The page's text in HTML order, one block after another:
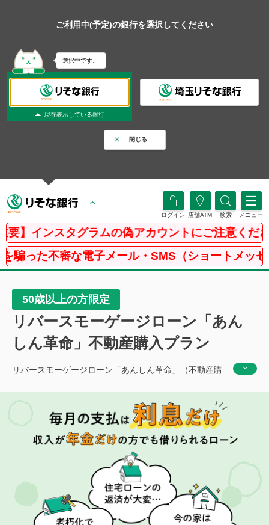
ご利用中(予定)の銀行を選択してください
選択中です。
現在表示している銀行
閉じる
ログイン 店舗ATM 検索 メニュー
スタグラムの偽アカウントにご注意ください
電子メール・SMS（ショートメッセージサービ
50歳以上の方限定
リバースモーゲージローン「あん
しん革命」不動産購入プラン
リバースモーゲージローン「あんしん革命」（不動産購
産関連費用にご利用できるローンです。毎月のお支払い
は利息のみ、お借入人さまがお亡くなりになられた際に
元本を一括でご返済いただくのが特徴です。